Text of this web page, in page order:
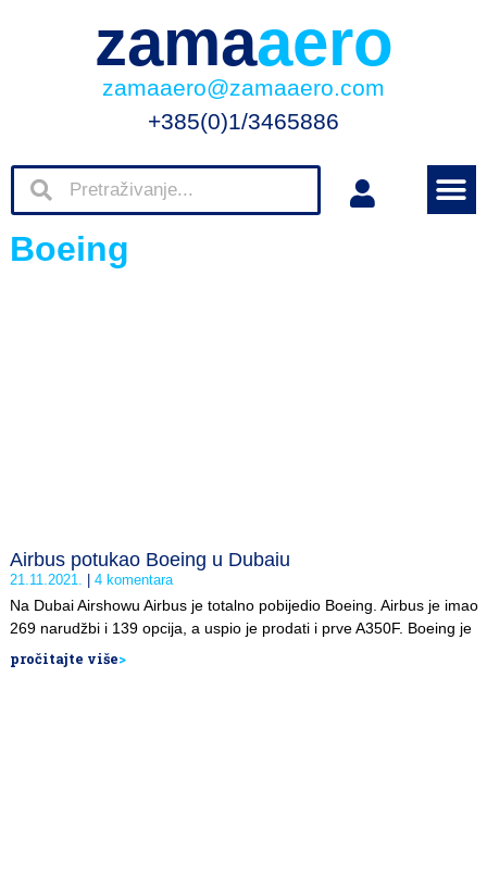
zamaaero
zamaaero@zamaaero.com
+385(0)1/3465886
Boeing
Airbus potukao Boeing u Dubaiu
21.11.2021. 4 komentara
Na Dubai Airshowu Airbus je totalno pobijedio Boeing. Airbus je imao
269 narudžbi i 139 opcija, a uspio je prodati i prve A350F. Boeing je
pročitajte više>